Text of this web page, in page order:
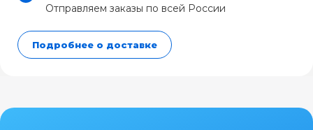
Отправляем заказы по всей России
Подробнее о доставке